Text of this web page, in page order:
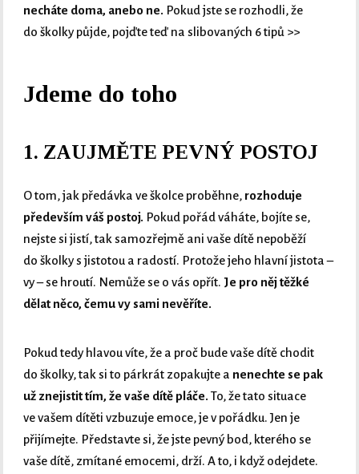
necháte doma, anebo ne. Pokud jste se rozhodli, že
do školky půjde, pojďte teď na slibovaných 6 tipů >>
Jdeme do toho
1. ZAUJMĚTE PEVNÝ POSTOJ
O tom, jak předávka ve školce proběhne, rozhoduje
především váš postoj. Pokud pořád váháte, bojíte se,
nejste si jistí, tak samozřejmě ani vaše dítě nepoběží
do školky s jistotou a radostí. Protože jeho hlavní jistota –
vy – se hroutí. Nemůže se o vás opřít. Je pro něj těžké
dělat něco, čemu vy sami nevěříte.
Pokud tedy hlavou víte, že a proč bude vaše dítě chodit
do školky, tak si to párkrát zopakujte a nenechte se pak
už znejistit tím, že vaše dítě pláče.To, že tato situace
ve vašem dítěti vzbuzuje emoce, je v pořádku. Jen je
přijímejte. Představte si, že jste pevný bod, kterého se
vaše dítě, zmítané emocemi, drží. A to, i když odejdete.